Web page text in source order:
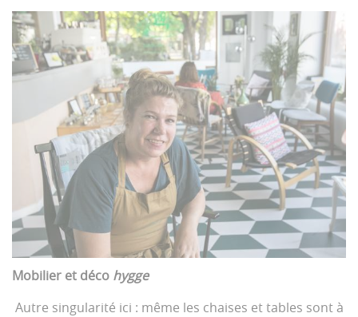
Mobilier et déco hygge
Autre singularité ici : même les chaises et tables sont à